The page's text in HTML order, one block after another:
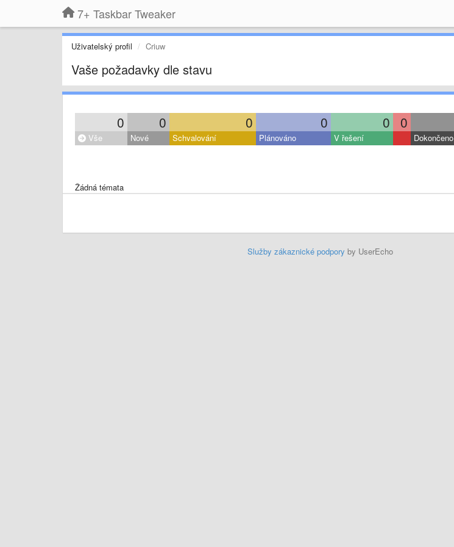
7+ Taskbar Tweaker
Uživatelský profil Criuw
Vaše požadavky dle stavu
0 0 0 0 0 0
Vše Nové Schvalování Plánováno V řešení Dokončeno
Žádná témata
Služby zákaznické podpory by UserEcho